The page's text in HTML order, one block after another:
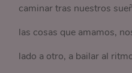
caminar tras nuestros
las cosas que amamos,
lado a otro, a bailar al